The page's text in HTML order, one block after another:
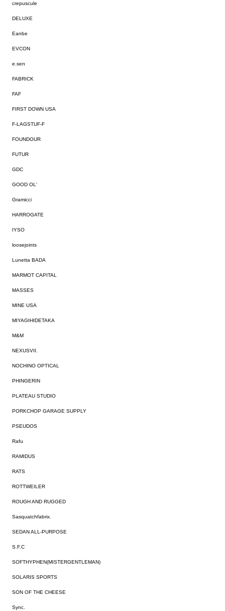
crepuscule
DELUXE
Eanbe
EVCON
e.sen
FABRICK
FAF
FIRST DOWN USA
F-LAGSTUF-F
FOUNDOUR
FUTUR
GDC
GOOD OL'
Gramicci
HARROGATE
IYSO
loosejoints
Lunetta BADA
MARMOT CAPITAL
MASSES
MINE USA
MIYAGIHIDETAKA
M&M
NEXUSVII.
NOCHINO OPTICAL
PHINGERIN
PLATEAU STUDIO
PORKCHOP GARAGE SUPPLY
PSEUDOS
Rafu
RAMIDUS
RATS
ROTTWEILER
ROUGH AND RUGGED
Sasquatchfabrix.
SEDAN ALL-PURPOSE
S.F.C
SOFTHYPHEN(MISTERGENTLEMAN)
SOLARIS SPORTS
SON OF THE CHEESE
Sync.